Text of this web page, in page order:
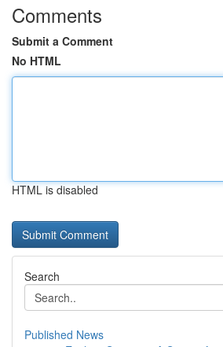
Comments
Submit a Comment
No HTML
HTML is disabled
Search
Published News